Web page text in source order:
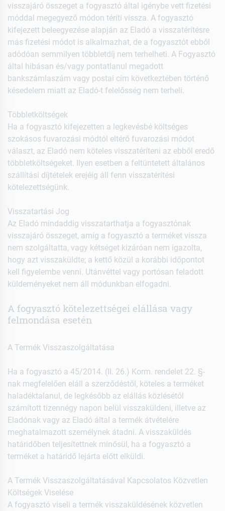
visszajáró összeget a fogyasztó által igénybe vett fizetési
móddal megegyező módon téríti vissza. A fogyasztó
kifejezett beleegyezése alapján az Eladó a visszatérítésre
más fizetési módot is alkalmazhat, de a fogyasztót ebből
adódóan semmilyen többletdíj nem terhelheti. A Fogyasztó
által hibásan és/vagy pontatlanul megadott
bankszámlaszám vagy postai cím következtében történő
késedelem miatt az Eladó-t felelősség nem terheli.
Többletköltségek
Ha a fogyasztó kifejezetten a legkevésbé költséges
szokásos fuvarozási módtól eltérő fuvarozási módot
választ, az Eladó nem köteles visszatéríteni az ebből eredő
többletköltségeket. Ilyen esetben a feltüntetett általános
szállítási díjtételek erejéig áll fenn visszatérítési
kötelezettségünk.
Visszatartási Jog
Az Eladó mindaddig visszatarthatja a fogyasztónak
visszajáró összeget, amíg a fogyasztó a terméket vissza
nem szolgáltatta, vagy kétséget kizáróan nem igazolta,
hogy azt visszaküldte; a kettő közül a korábbi időpontot
kell figyelembe venni. Utánvéttel vagy portósan feladott
küldeményeket nem áll módunkban elfogadni.
A fogyasztó kötelezettségei elállása vagy
felmondása esetén
A Termék Visszaszolgáltatása
Ha a fogyasztó a 45/2014. (II. 26.) Korm. rendelet 22. §-
nak megfelelően eláll a szerződéstől, köteles a terméket
haladéktalanul, de legkésőbb az elállás közlésétől
számított tizennégy napon belül visszaküldeni, illetve az
Eladónak vagy az Eladó által a termék átvételére
meghatalmazott személynek átadni. A visszaküldés
határidőben teljesítettnek minősül, ha a fogyasztó a
terméket a határidő lejárta előtt elküldi.
A Termék Visszaszolgáltatásával Kapcsolatos Közvetlen
Költségek Viselése
A fogyasztó viseli a termék visszaküldésének közvetlen